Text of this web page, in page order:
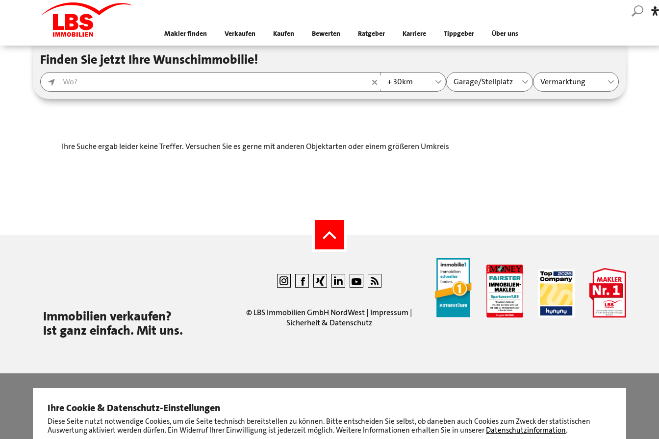
Makler finden Verkaufen Kaufen Bewerten Ratgeber Karriere Tippgeber Über uns
Finden Sie jetzt Ihre Wunschimmobilie!
+ 30km Garage/Stellplatz Vermarktung
Ihre Suche ergab leider keine Treffer. Versuchen Sie es gerne mit anderen Objektarten oder einem größeren Umkreis
Immobilien verkaufen?
Ist ganz einfach. Mit uns.
©LBS Immobilien GmbH NordWest| Impressum |
Sicherheit & Datenschutz
Ihre Cookie & Datenschutz-Einstellungen
Diese Seite nutzt notwendige Cookies, um die Seite technisch bereitstellen zu können. Bitte entscheiden Sie selbst, ob daneben auch Cookies zum Zweck der statistischen
Auswertung aktiviert werden dürfen. Ein Widerruf Ihrer Einwilligung ist jederzeit möglich. Weitere Informationen erhalten Sie in unserer Datenschutzinformation.